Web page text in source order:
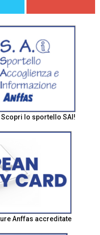
lo sportello SAI!
Anffas accreditate